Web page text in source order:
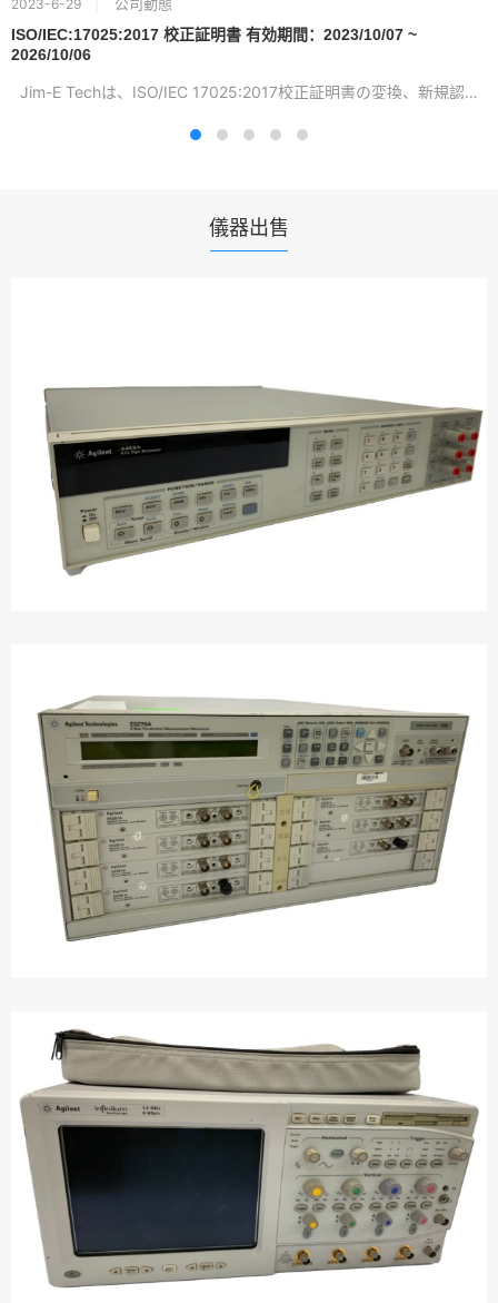
2023-6-29
ISO/IEC:17025:2017 校正証明書 有効期間：2023/10/07 ~
2026/10/06
Jim-E Techは、ISO/IEC 17025:2017校正証明書の変換、新規認証...
儀器出售